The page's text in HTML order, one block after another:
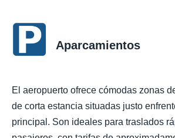
Aparcamientos
El aeropuerto ofrece cómodas zonas
de corta estancia situadas justo
principal. Son ideales para traslados